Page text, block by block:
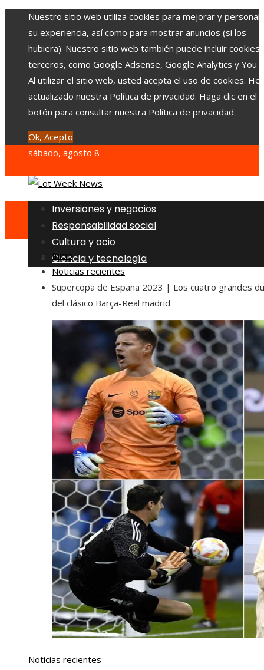
Nuestro sitio web utiliza cookies para mejorar y
su experiencia, así como para mostrar anuncios (si los
hubiera). Nuestro sitio web también puede incluir cookies
terceros, como Google Adsense, Google Analytics y
Al utilizar el sitio web, usted acepta el uso de cookies.
actualizado nuestra Política de privacidad. Haga clic en el
botón para consultar nuestra Política de privacidad.
Ok, Acepto
sábado, agosto 8
Inversiones y negocios
Responsabilidad social
Cultura y ocio
Ciencia y tecnología
Inicio
Noticias recientes
Supercopa de España 2023 | Los cuatro grandes
del clásico Barça-Real madrid
Noticias recientes